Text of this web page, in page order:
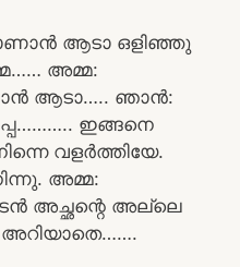
ആടാ ഒളിഞ്ഞു
അമ്മ:
ആടാ….. ഞാൻ:
ഇങ്ങനെ
വളർത്തിയേ.
അമ്മ:
അച്ഛന്റെ അല്ലെ